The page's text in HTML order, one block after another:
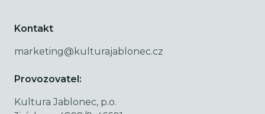
Kontakt
marketing@kulturajablonec.cz
Provozovatel:
Kultura Jablonec, p.o.